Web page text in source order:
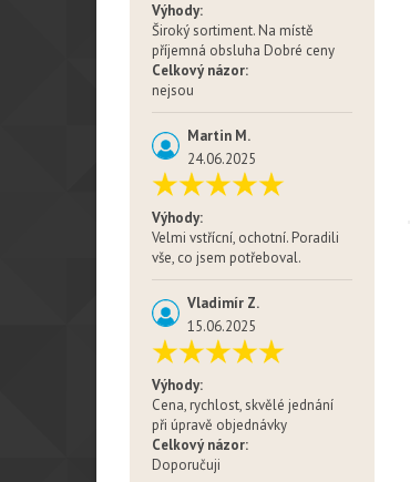
Výhody:
Široký sortiment. Na místě
příjemná obsluha Dobré ceny
Celkový názor:
nejsou
Martin M.
24.06.2025
Výhody:
Velmi vstřícní, ochotní. Poradili
vše, co jsem potřeboval.
Vladimír Z.
15.06.2025
Výhody:
Cena, rychlost, skvělé jednání
při úpravě objednávky
Celkový názor:
Doporučuji